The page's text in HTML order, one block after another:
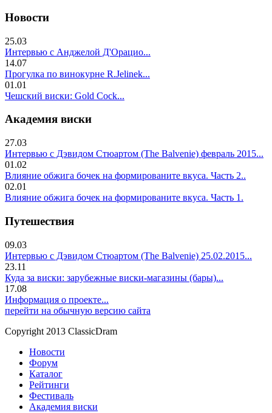
Новости
25.03
Интервью с Анджелой Д'Орацио...
14.07
Прогулка по винокурне R.Jelinek...
01.01
Чешский виски: Gold Cock...
Академия виски
27.03
Интервью с Дэвидом Стюартом (The Balvenie) февраль 2015...
01.02
Влияние обжига бочек на формированите вкуса. Часть 2..
02.01
Влияние обжига бочек на формированите вкуса. Часть 1.
Путешествия
09.03
Интервью с Дэвидом Стюартом (The Balvenie) 25.02.2015...
23.11
Куда за виски: зарубежные виски-магазины (бары)...
17.08
Информация о проекте...
перейти на обычную версию сайта
Copyright 2013 ClassicDram
Новости
Форум
Каталог
Рейтинги
Фестиваль
Академия виски